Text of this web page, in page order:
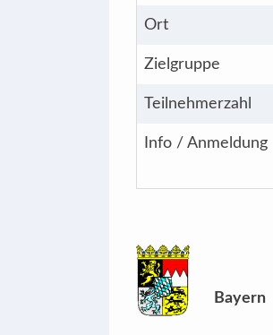
Ort
Zielgruppe
Teilnehmerzahl
Info / Anmeldung
Bayern